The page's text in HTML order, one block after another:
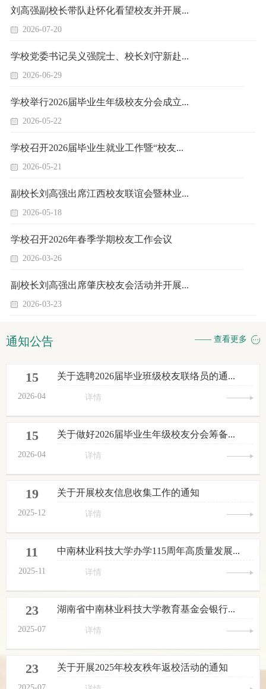
刘高强副校长带队赴怀化看望校友并开展...
2026-07-20
学校党委书记吴义强院士、校长刘守新赴...
2026-06-29
学校举行2026届毕业生年级校友分会成立...
2026-05-22
学校召开2026届毕业生就业工作暨“校友...
2026-05-21
副校长刘高强出席江西校友联谊会暨林业...
2026-05-18
学校召开2026年春季学期校友工作会议
2026-03-26
副校长刘高强出席肇庆校友会活动并开展...
2026-03-23
通知公告 —— 查看更多
15
2026-04
关于选聘2026届毕业班级校友联络员的通...
详情
15
2026-04
关于做好2026届毕业生年级校友分会筹备...
详情
19
2025-12
关于开展校友信息收集工作的通知
详情
11
2025-11
中南林业科技大学办学115周年高质量发展...
详情
23
2025-07
湖南省中南林业科技大学教育基金会银行...
详情
23 关于开展2025年校友秩年返校活动的通知